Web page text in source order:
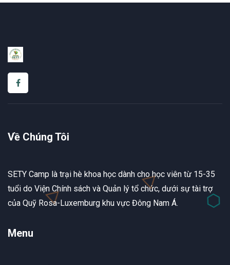
Về Chúng Tôi
SETY Camp là trại hè khoa học dành cho học viên từ 15-35
tuổi do Viện Chính sách và Quản lý tổ chức, dưới sự tài trợ
của Quỹ Rosa-Luxemburg khu vực Đông Nam Á.
Menu